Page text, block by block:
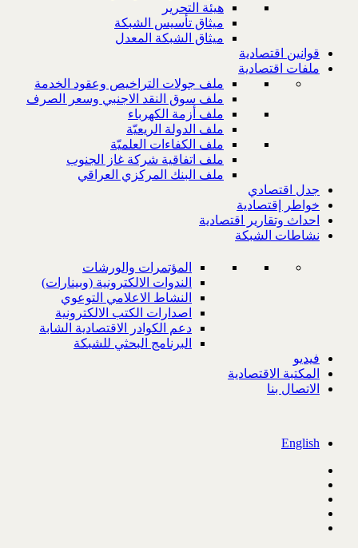
هيئة التحرير
ميثاق تأسيس الشبكة
ميثاق الشبكة المعدل
قوانين اقتصادية
ملفات اقتصادية
ملف جولات التراخيص وعقود الخدمة
ملف سوق النقد الاجنبي وسعر الصرف
ملف أزمة الكهرباء
ملف الدولة الريعيّة
ملف الكفاءات العلميّة
ملف اتفاقية شركة غاز الجنوب
ملف البنك المركزي العراقي
جدل اقتصادي
خواطر إقتصادية
احداث وتقارير اقتصادية
نشاطات الشبكة
المؤتمرات والورشات
الندوات الالكترونية (وبينارات)
النشاط الاعلامي التوعوي
اصدارات الكتب الالكترونية
دعم الكوادر الاقتصادية الشابة
البرنامج البحثي للشبكة
فيديو
المكتبة الاقتصادية
الاتصال بنا
English